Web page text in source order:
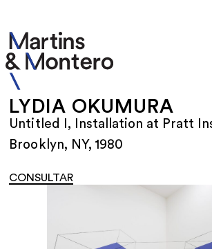
LYDIA OKUMURA
Untitled I, Installation at Pratt
Brooklyn, NY, 1980
CONSULTAR